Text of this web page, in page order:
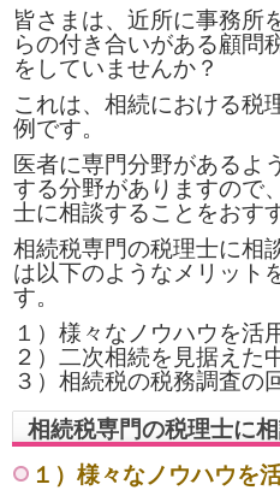
皆さまは、近所に事務所
らの付き合いがある顧問
をしていませんか？
これは、相続における税
例です。
医者に専門分野があるよ
する分野がありますので
士に相談することをおす
相続税専門の税理士に相
は以下のようなメリット
す。
１）様々なノウハウを活
２）二次相続を見据えた
３）相続税の税務調査の
相続税専門の税理士に
１）様々なノウハウを